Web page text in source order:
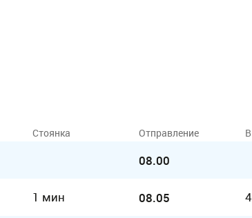
Стоянка Отправление
08.00
1 мин 08.05